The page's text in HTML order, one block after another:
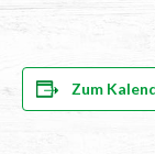
Zum